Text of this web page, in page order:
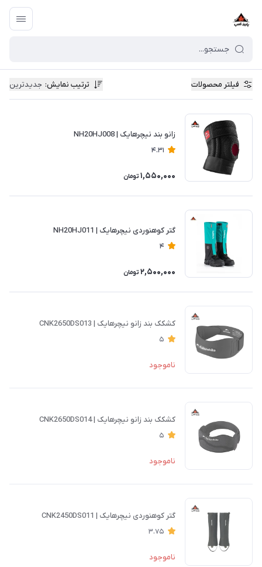
فیلتر محصولات ترتیب نمایش: جدیدترین
زانو بند نیچرهایک | NH20HJ008
4.31
1,550,000 تومان
گتر کوهنوردی نیچرهایک | NH20HJ011
4
2,500,000 تومان
کشکک بند زانو نیچرهایک | CNK2650DS013
5
ناموجود
کشکک بند زانو نیچرهایک | CNK2650DS014
5
ناموجود
گتر کوهنوردی نیچرهایک | CNK2450DS011
3.75
ناموجود